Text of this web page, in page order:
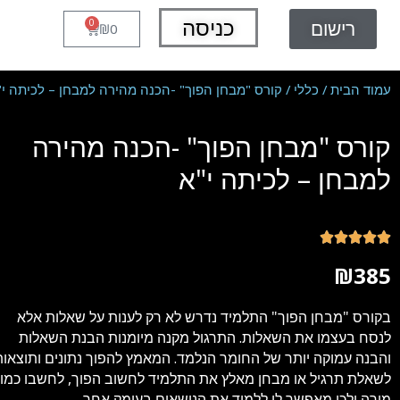
דילוג
רישום כניסה ₪0
0
עגלת
קניות
עמוד הבית/ כללי / קורס "מבחן הפוך" -הכנה מהירה למבחן – לכיתה
קורס "מבחן הפוך" -הכנה מהירה
למבחן – לכיתה י"א




דורג
₪385
בקורס "מבחן הפוך" התלמיד נדרש לא רק לענות על שאלות אלא
לנסח בעצמו את השאלות. התרגול מקנה מיומנות הבנת השאלות
והבנה עמוקה יותר של החומר הנלמד. המאמץ להפוך נתונים
לשאלת תרגיל או מבחן מאלץ את התלמיד לחשוב הפוך, לחשבו כמו